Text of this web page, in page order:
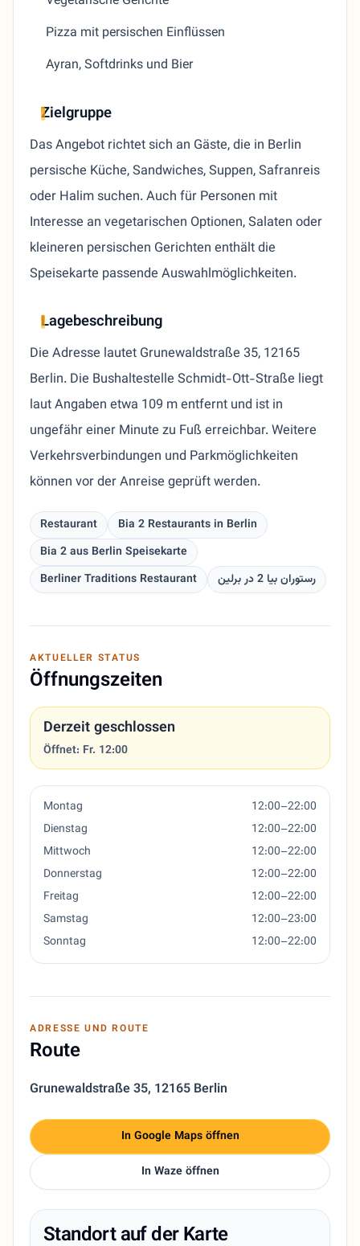
Pizza mit persischen Einflüssen
Ayran, Softdrinks und Bier
Zielgruppe
Das Angebot richtet sich an Gäste, die in Berlin
persische Küche, Sandwiches, Suppen, Safranreis
oder Halim suchen. Auch für Personen mit
Interesse an vegetarischen Optionen, Salaten oder
kleineren persischen Gerichten enthält die
Speisekarte passende Auswahlmöglichkeiten.
Lagebeschreibung
Die Adresse lautet Grunewaldstraße 35, 12165
Berlin. Die Bushaltestelle Schmidt-Ott-Straße liegt
laut Angaben etwa 109 m entfernt und ist in
ungefähr einer Minute zu Fuß erreichbar. Weitere
Verkehrsverbindungen und Parkmöglichkeiten
können vor der Anreise geprüft werden.
Restaurant
Bia 2 Restaurants in Berlin
Bia 2 aus Berlin Speisekarte
Berliner Traditions Restaurant
رستوران بیا 2 در برلین
AKTUELLER STATUS
Öffnungszeiten
Derzeit geschlossen
Öffnet: Fr. 12:00
Montag
12:00–22:00
Dienstag
12:00–22:00
Mittwoch
12:00–22:00
Donnerstag
12:00–22:00
Freitag
12:00–22:00
Samstag
12:00–23:00
Sonntag
12:00–22:00
ADRESSE UND ROUTE
Route
Grunewaldstraße 35, 12165 Berlin
In Google Maps öffnen
In Waze öffnen
Standort auf der Karte